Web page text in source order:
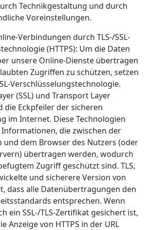
Technikgestaltung und durch
Voreinstellungen.
Verbindungen durch TLS-/SSL-
(HTTPS): Um die Daten
unsere Online-Dienste übertragen
Zugriffen zu schützen, setzen
Verschlüsselungstechnologie.
(SSL) und Transport Layer
die Eckpfeiler der sicheren
im Internet. Diese Technologien
die zwischen der
und dem Browser des Nutzers (oder
übertragen werden, wodurch
Zugriff geschützt sind. TLS,
und sicherere Version von
dass alle Datenübertragungen den
entsprechen. Wenn
ein SSL-/TLS-Zertifikat gesichert ist,
Anzeige von HTTPS in der URL